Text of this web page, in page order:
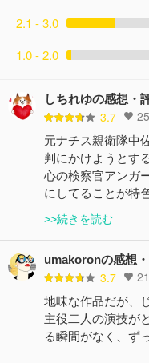
2.1 - 3.0
1.0 - 2.0
しちれゆの感想・
3.7 25
元ナチス親衛隊中
判にかけようとす
心の検察官アンガ
にしてることが特
>>続きを読む
umakoronの感想
3.7 21
地味な作品だが、
主役二人の演技が
る瞬間がなく、ず